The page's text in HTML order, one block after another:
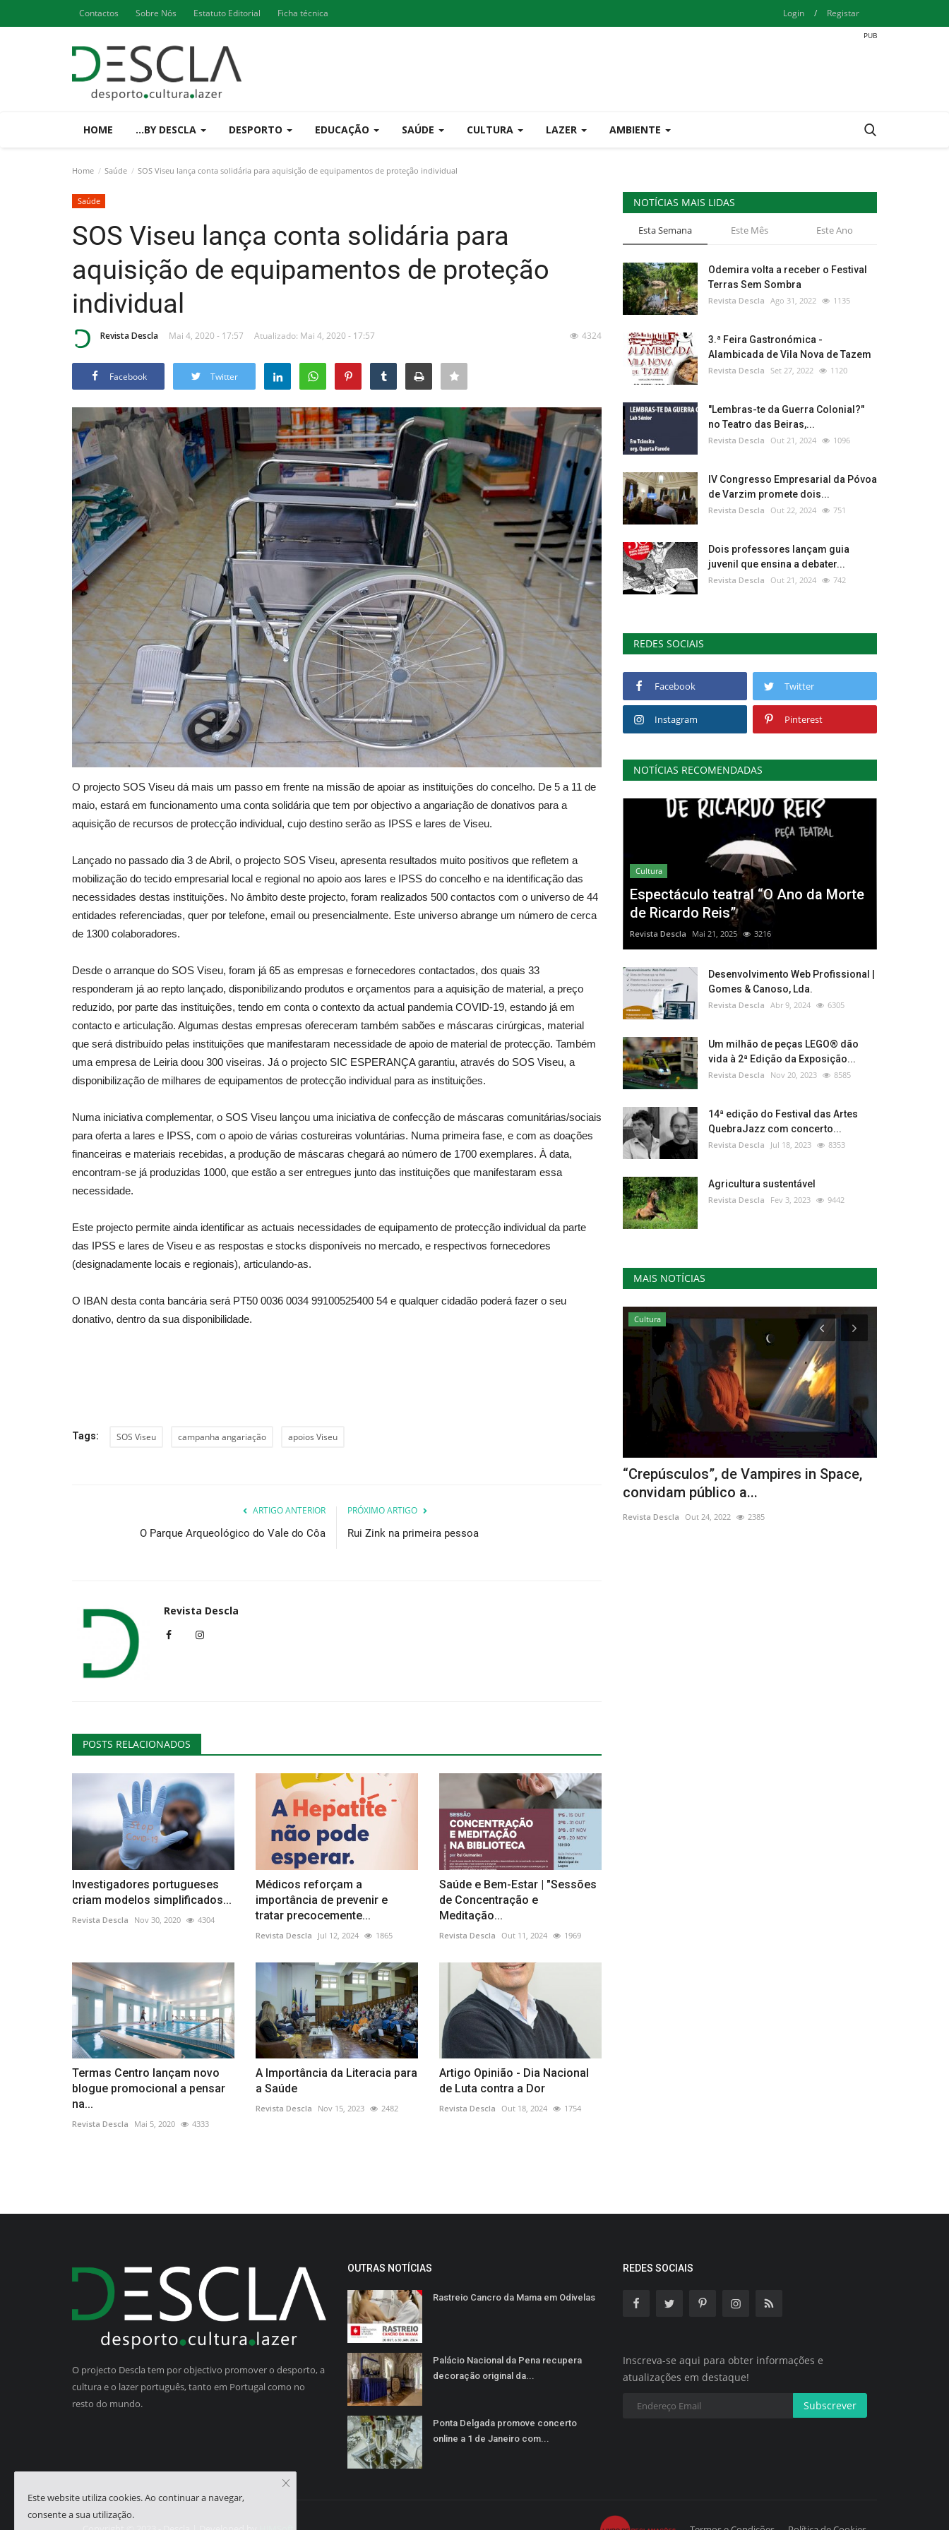
Contactos Sobre Nós Estatuto Editorial Ficha técnica Login / Registar
HOME ...BY DESCLA DESPORTO EDUCAÇÃO SAÚDE CULTURA LAZER AMBIENTE
Home Saúde SOS Viseu lança conta solidária para aquisição de equipamentos de proteção individual
Saúde
SOS Viseu lança conta solidária para
aquisição de equipamentos de proteção
individual
Revista Descla Mai 4, 2020 - 17:57 Atualizado: Mai 4, 2020 - 17:57 4324
Facebook Twitter
O projecto SOS Viseu dá mais um passo em frente na missão de apoiar as instituições do concelho. De 5 a 11 de
maio, estará em funcionamento uma conta solidária que tem por objectivo a angariação de donativos para a
aquisição de recursos de protecção individual, cujo destino serão as IPSS e lares de Viseu.
Lançado no passado dia 3 de Abril, o projecto SOS Viseu, apresenta resultados muito positivos que refletem a
mobilização do tecido empresarial local e regional no apoio aos lares e IPSS do concelho e na identificação das
necessidades destas instituições. No âmbito deste projecto, foram realizados 500 contactos com o universo de 44
entidades referenciadas, quer por telefone, email ou presencialmente. Este universo abrange um número de cerca
de 1300 colaboradores.
Desde o arranque do SOS Viseu, foram já 65 as empresas e fornecedores contactados, dos quais 33
responderam já ao repto lançado, disponibilizando produtos e orçamentos para a aquisição de material, a preço
reduzido, por parte das instituições, tendo em conta o contexto da actual pandemia COVID-19, estando já em
contacto e articulação. Algumas destas empresas ofereceram também sabões e máscaras cirúrgicas, material
que será distribuído pelas instituições que manifestaram necessidade de apoio de material de protecção. Também
uma empresa de Leiria doou 300 viseiras. Já o projecto SIC ESPERANÇA garantiu, através do SOS Viseu, a
disponibilização de milhares de equipamentos de protecção individual para as instituições.
Numa iniciativa complementar, o SOS Viseu lançou uma iniciativa de confecção de máscaras comunitárias/sociais
para oferta a lares e IPSS, com o apoio de várias costureiras voluntárias. Numa primeira fase, e com as doações
financeiras e materiais recebidas, a produção de máscaras chegará ao número de 1700 exemplares. À data,
encontram-se já produzidas 1000, que estão a ser entregues junto das instituições que manifestaram essa
necessidade.
Este projecto permite ainda identificar as actuais necessidades de equipamento de protecção individual da parte
das IPSS e lares de Viseu e as respostas e stocks disponíveis no mercado, e respectivos fornecedores
(designadamente locais e regionais), articulando-as.
O IBAN desta conta bancária será PT50 0036 0034 99100525400 54 e qualquer cidadão poderá fazer o seu
donativo, dentro da sua disponibilidade.
Tags: SOS Viseu campanha angariação apoios Viseu
ARTIGO ANTERIOR
O Parque Arqueológico do Vale do Côa
PRÓXIMO ARTIGO
Rui Zink na primeira pessoa
Revista Descla
POSTS RELACIONADOS
Investigadores portugueses
criam modelos simplificados...
Revista Descla Nov 30, 2020 4304
Médicos reforçam a
importância de prevenir e
tratar precocemente...
Revista Descla Jul 12, 2024 1865
Saúde e Bem-Estar | "Sessões
de Concentração e
Meditação...
Revista Descla Out 11, 2024 1969
Termas Centro lançam novo
blogue promocional a pensar
na...
Revista Descla Mai 5, 2020 4333
A Importância da Literacia para
a Saúde
Revista Descla Nov 15, 2023 2482
Artigo Opinião - Dia Nacional
de Luta contra a Dor
Revista Descla Out 18, 2024 1754
NOTÍCIAS MAIS LIDAS
Esta Semana Este Mês Este Ano
Odemira volta a receber o Festival
Terras Sem Sombra
Revista Descla Ago 31, 2022 1135
3.ª Feira Gastronómica -
Alambicada de Vila Nova de Tazem
Revista Descla Set 27, 2022 1120
"Lembras-te da Guerra Colonial?"
no Teatro das Beiras,...
Revista Descla Out 21, 2024 1096
IV Congresso Empresarial da Póvoa
de Varzim promete dois...
Revista Descla Out 22, 2024 751
Dois professores lançam guia
juvenil que ensina a debater...
Revista Descla Out 21, 2024 742
REDES SOCIAIS
Facebook Twitter
Instagram Pinterest
NOTÍCIAS RECOMENDADAS
Cultura
Espectáculo teatral “O Ano da Morte
de Ricardo Reis”
Revista Descla Mai 21, 2025 3216
Desenvolvimento Web Profissional |
Gomes & Canoso, Lda.
Revista Descla Abr 9, 2024 6305
Um milhão de peças LEGO® dão
vida à 2ª Edição da Exposição...
Revista Descla Nov 20, 2023 8585
14ª edição do Festival das Artes
QuebraJazz com concerto...
Revista Descla Jul 18, 2023 8353
Agricultura sustentável
Revista Descla Fev 3, 2023 9442
MAIS NOTÍCIAS
Lazer
Revista Descla
Cultura
“Crepúsculos”, de Vampires in Space,
convidam público a...
Revista Descla Out 24, 2022 2385
O projecto Descla tem por objectivo promover o desporto, a
cultura e o lazer português, tanto em Portugal como no
resto do mundo.
OUTRAS NOTÍCIAS
Rastreio Cancro da Mama em Odivelas
Palácio Nacional da Pena recupera
decoração original da...
Ponta Delgada promove concerto
online a 1 de Janeiro com...
REDES SOCIAIS
Inscreva-se aqui para obter informações e
atualizações em destaque!
Subscrever
Este website utiliza cookies. Ao continuar a navegar,
consente a sua utilização.